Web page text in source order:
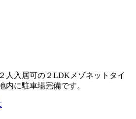
人入居可の２LDKメゾネットタイ
内に駐車場完備です。